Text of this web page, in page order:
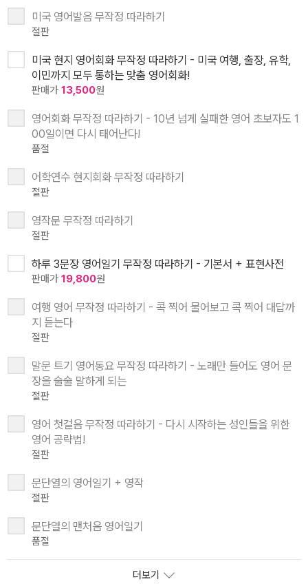
미국 영어발음 무작정 따라하기
절판
미국 현지 영어회화 무작정 따라하기 - 미국 여행, 출장, 유학,
이민까지 모두 통하는 맞춤 영어회화!
판매가 13,500원
영어회화 무작정 따라하기 - 10년 넘게 실패한 영어 초보자도 1
00일이면 다시 태어난다!
품절
어학연수 현지회화 무작정 따라하기
절판
영작문 무작정 따라하기
절판
하루 3문장 영어일기 무작정 따라하기 - 기본서 + 표현사전
판매가 19,800원
여행 영어 무작정 따라하기 - 콕 찍어 물어보고 콕 찍어 대답까
지 듣는다
절판
말문 트기 영어동요 무작정 따라하기 - 노래만 들어도 영어 문
장을 술술 말하게 되는
절판
영어 첫걸음 무작정 따라하기 - 다시 시작하는 성인들을 위한
영어 공략법!
절판
문단열의 영어일기 + 영작
절판
문단열의 맨처음 영어일기
품절
더보기